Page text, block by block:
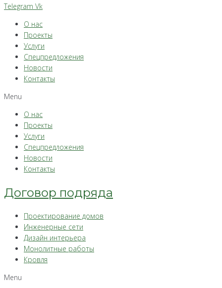
Telegram Vk
О нас
Проекты
Услуги
Спецпредложения
Новости
Контакты
Menu
О нас
Проекты
Услуги
Спецпредложения
Новости
Контакты
Договор подряда
Проектирование домов
Инженерные сети
Дизайн интерьера
Монолитные работы
Кровля
Menu